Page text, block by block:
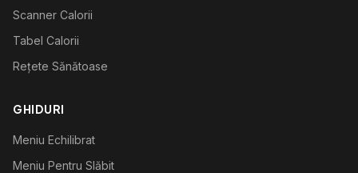
Scanner Calorii
Tabel Calorii
Rețete Sănătoase
GHIDURI
Meniu Echilibrat
Meniu Pentru Slăbit